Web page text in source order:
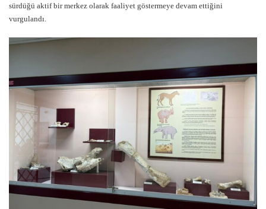
sürdüğü aktif bir merkez olarak faaliyet göstermeye devam ettiğini
vurgulandı.